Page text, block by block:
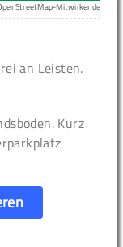
Mitwirkende
an Leisten.
Kurz